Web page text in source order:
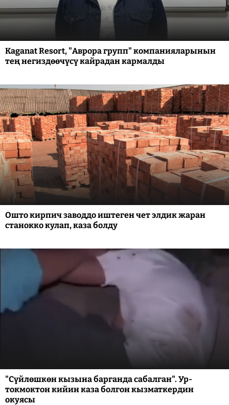
Kaganat Resort, "Аврора групп" компанияларынын
тең негиздөөчүсү кайрадан кармалды
Ошто кирпич заводдо иштеген чет элдик жаран
станокко кулап, каза болду
"Сүйлөшкөн кызына барганда сабалган". Ур-
токмоктон кийин каза болгон кызматкердин
окуясы